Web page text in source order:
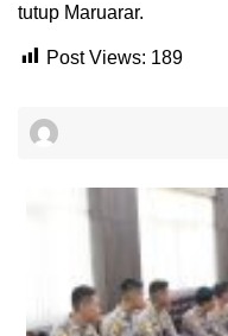
tutup Maruarar.
Post Views: 189